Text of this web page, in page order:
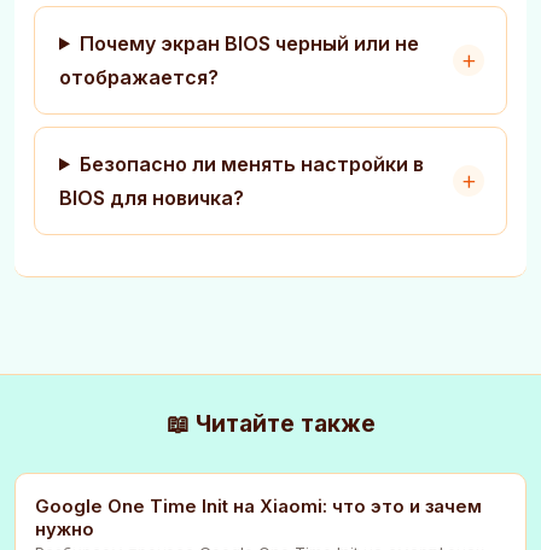
Почему экран BIOS черный или не
отображается?
Безопасно ли менять настройки в
BIOS для новичка?
📖 Читайте также
Google One Time Init на Xiaomi: что это и зачем
нужно